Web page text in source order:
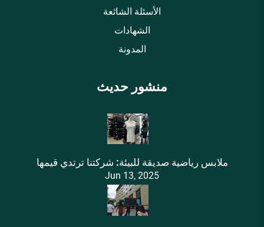
الأسئلة الشائعة
الشهادات
المدونة
منشور حديث
ملابس رياضية صديقة للبيئة: شركتنا ترتدي قيمها
Jun 13, 2025